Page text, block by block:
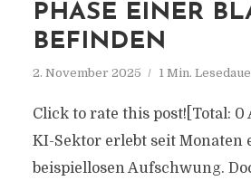
PHASE EINER
BEFINDEN
2. November 2025 1 Min.
Click to rate this post![Total: 0
KI-Sektor erlebt seit Monaten
beispiellosen Aufschwung.